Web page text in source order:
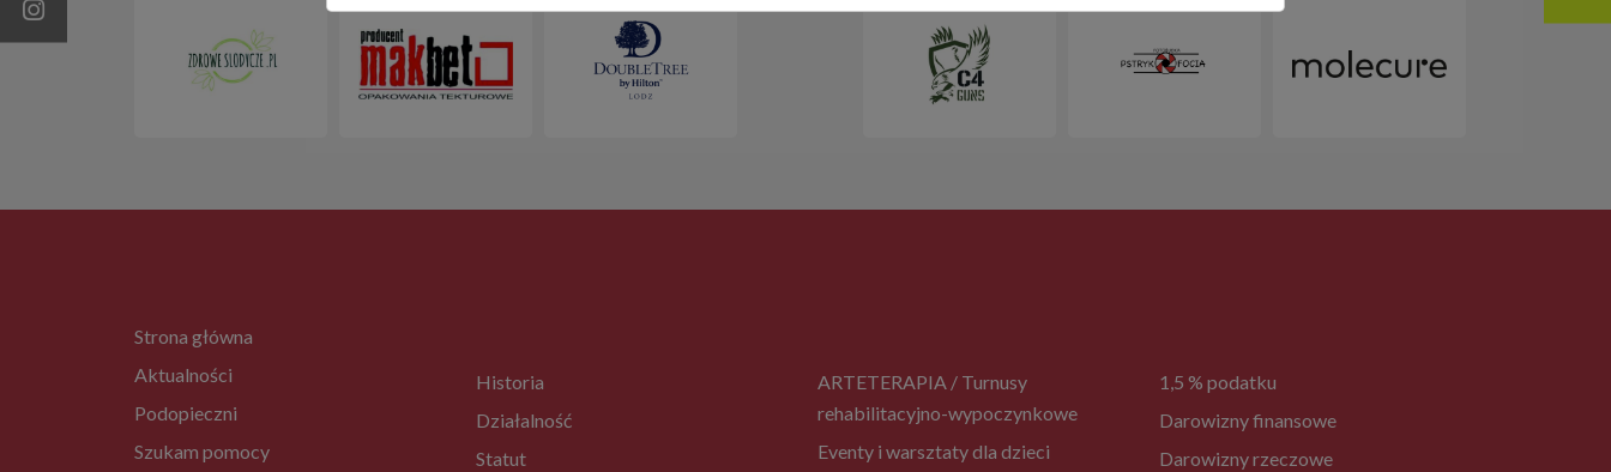
Strona główna
Aktualności
Podopieczni
Szukam pomocy
Historia
Działalność
Statut
ARTETERAPIA / Turnusy
rehabilitacyjno-wypoczynkowe
Eventy i warsztaty dla dzieci
1,5 % podatku
Darowizny finansowe
Darowizny rzeczowe